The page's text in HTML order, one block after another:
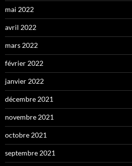
mai 2022
avril 2022
mars 2022
février 2022
janvier 2022
décembre 2021
novembre 2021
octobre 2021
septembre 2021